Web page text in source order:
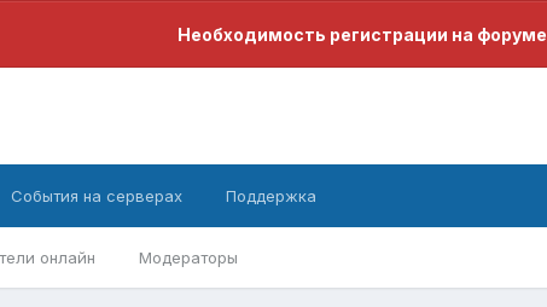
Необходимость регистрации на форуме
онлайн Модераторы
События на серверах Поддержка